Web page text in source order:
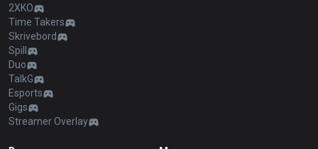
2XKO
Time Takers
Skrivebord
Spill
Duo
TalkG
Esports
Gigs
Streamer Overlay